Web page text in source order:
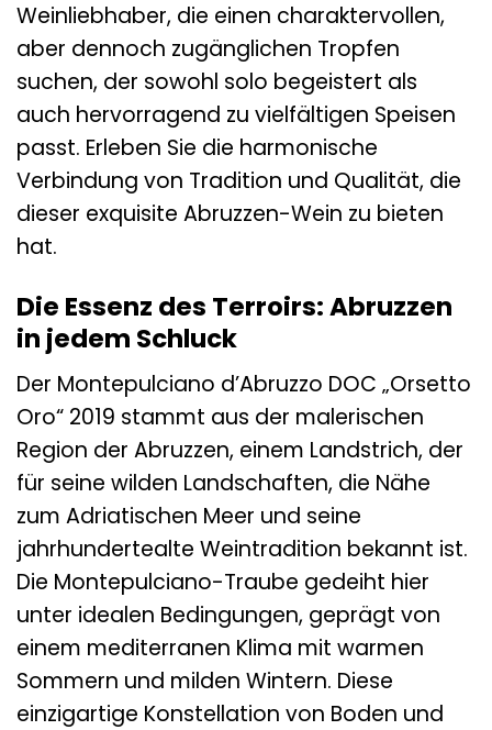
Weinliebhaber, die einen charaktervollen,
aber dennoch zugänglichen Tropfen
suchen, der sowohl solo begeistert als
auch hervorragend zu vielfältigen Speisen
passt. Erleben Sie die harmonische
Verbindung von Tradition und Qualität, die
dieser exquisite Abruzzen-Wein zu bieten
hat.
Die Essenz des Terroirs: Abruzzen
in jedem Schluck
Der Montepulciano d’Abruzzo DOC „Orsetto
Oro“ 2019 stammt aus der malerischen
Region der Abruzzen, einem Landstrich, der
für seine wilden Landschaften, die Nähe
zum Adriatischen Meer und seine
jahrhundertealte Weintradition bekannt ist.
Die Montepulciano-Traube gedeiht hier
unter idealen Bedingungen, geprägt von
einem mediterranen Klima mit warmen
Sommern und milden Wintern. Diese
einzigartige Konstellation von Boden und